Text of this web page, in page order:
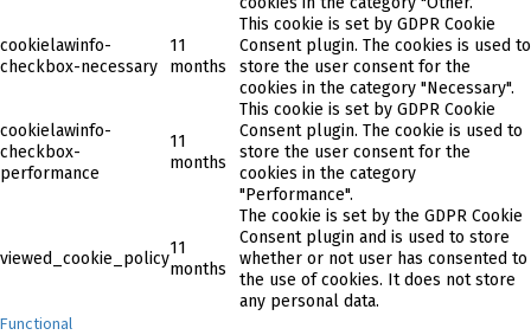
cookielawinfo-
checkbox-necessary
11
months
This cookie is set by GDPR Cookie
Consent plugin. The cookies is used to
store the user consent for the
cookies in the category "Necessary".
cookielawinfo-
checkbox-
performance
11
months
This cookie is set by GDPR Cookie
Consent plugin. The cookie is used to
store the user consent for the
cookies in the category
"Performance".
viewed_cookie_policy
11
months
The cookie is set by the GDPR Cookie
Consent plugin and is used to store
whether or not user has consented to
the use of cookies. It does not store
any personal data.
Functional